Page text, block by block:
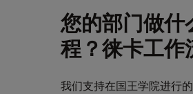
您的部门做什
程？徕卡工作
我们支持在国王学院进行